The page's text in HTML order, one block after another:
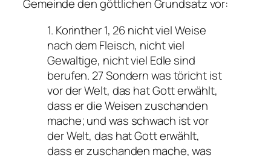
Gemeinde den göttlichen Grundsatz vor:
1. Korinther 1, 26 nicht viel Weise
nach dem Fleisch, nicht viel
Gewaltige, nicht viel Edle sind
berufen. 27 Sondern was töricht ist
vor der Welt, das hat Gott erwählt,
dass er die Weisen zuschanden
mache; und was schwach ist vor
der Welt, das hat Gott erwählt,
dass er zuschanden mache, was